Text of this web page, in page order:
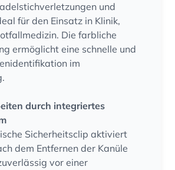
und
für den Einsatz in Klinik,
Die farbliche
ermöglicht eine schnelle und
im
durch integriertes
Sicherheitsclip aktiviert
dem Entfernen der Kanüle
vor einer